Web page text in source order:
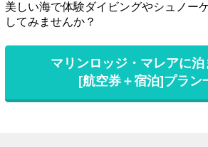
美しい海で体験ダイビングやシュノー
してみませんか？
マリンロッジ・マレアに
[航空券＋宿泊]プラン